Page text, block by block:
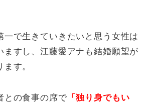
一で生きていきたいと思う女性は
ますし、江藤愛アナも結婚願望が
す。
との食事の席で 「独り身でもい